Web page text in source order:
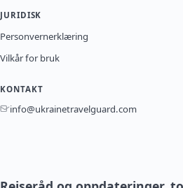
JURIDISK
Personvernerklæring
Vilkår for bruk
KONTAKT
info@ukrainetravelguard.com